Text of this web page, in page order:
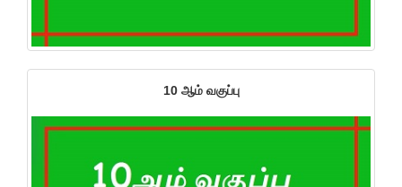
10 ஆம் வகுப்பு